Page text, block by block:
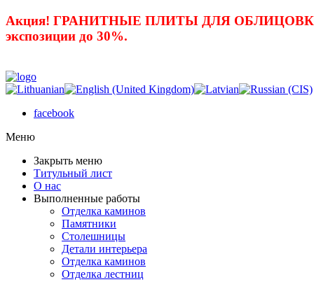
Акция! ГРАНИТНЫЕ ПЛИТЫ ДЛЯ
экспозиции до 30%.
facebook
Mеню
Закрыть меню
Титульный лист
О нас
Выполненные работы
Отделка каминов
Памятники
Столешницы
Детали интерьера
Отделка каминов
Отделка лестниц